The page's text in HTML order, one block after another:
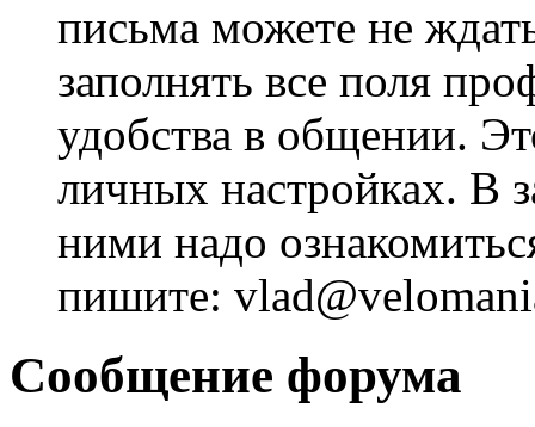
письма можете не
заполнять все поля
удобства в общении.
личных настройках. В
ними надо
пишите:
Сообщение форума